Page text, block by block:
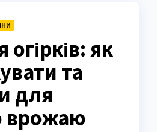
як
та
для
врожаю